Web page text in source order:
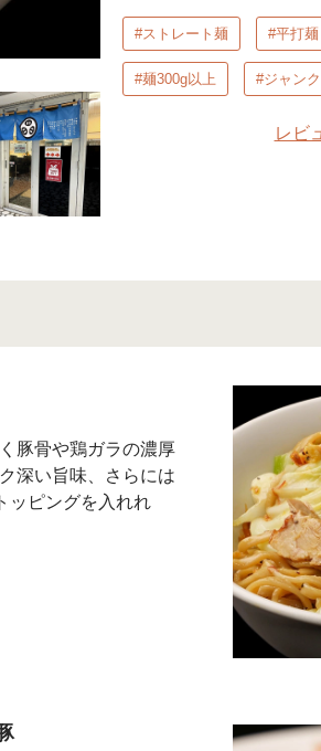
#ストレート麺 #平打麺
#麺300g以上 #ジャンク
レビ
豚骨や鶏ガラの濃厚
深い旨味、さらには
ッピングを入れれ